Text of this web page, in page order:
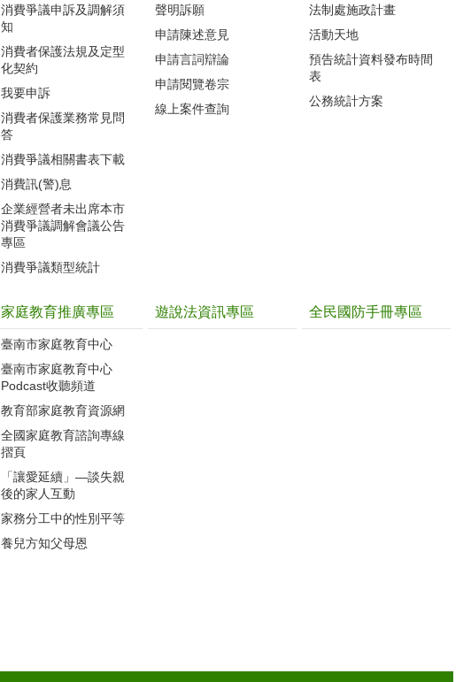
消費爭議申訴及調解須
知
消費者保護法規及定型
化契約
我要申訴
消費者保護業務常見問
答
消費爭議相關書表下載
消費訊(警)息
企業經營者未出席本市
消費爭議調解會議公告
專區
消費爭議類型統計
聲明訴願
申請陳述意見
申請言詞辯論
申請閱覽卷宗
線上案件查詢
法制處施政計畫
活動天地
預告統計資料發布時間
表
公務統計方案
家庭教育推廣專區
臺南市家庭教育中心
臺南市家庭教育中心
Podcast收聽頻道
教育部家庭教育資源網
全國家庭教育諮詢專線
摺頁
「讓愛延續」―談失親
後的家人互動
家務分工中的性別平等
養兒方知父母恩
遊說法資訊專區 全民國防手冊專區